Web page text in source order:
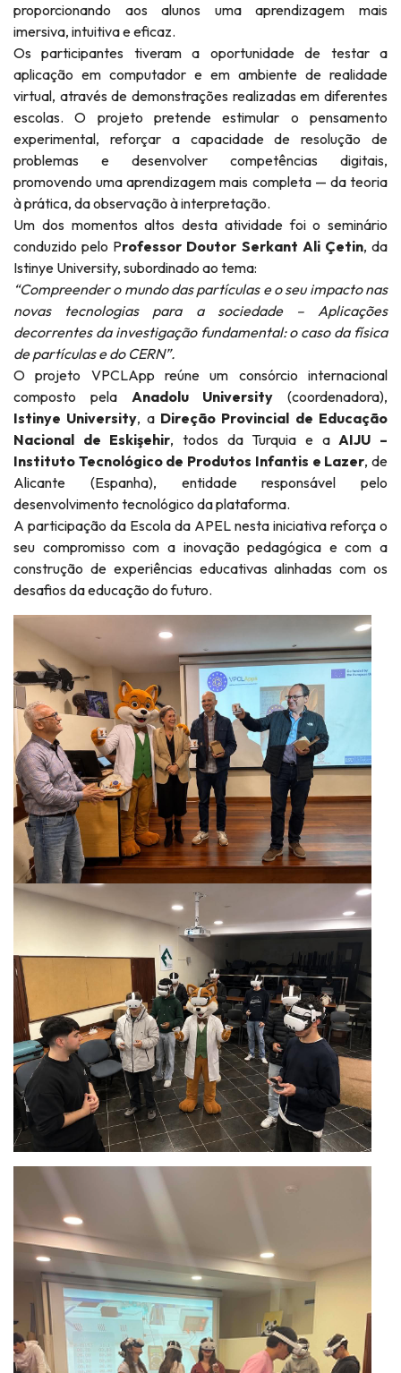
proporcionando aos alunos uma aprendizagem mais
imersiva, intuitiva e eficaz.
Os participantes tiveram a oportunidade de testar a
aplicação em computador e em ambiente de realidade
virtual, através de demonstrações realizadas em diferentes
escolas. O projeto pretende estimular o pensamento
experimental, reforçar a capacidade de resolução de
problemas e desenvolver competências digitais,
promovendo uma aprendizagem mais completa — da teoria
à prática, da observação à interpretação.
Um dos momentos altos desta atividade foi o seminário
conduzido pelo Professor Doutor Serkant Ali Çetin, da
Istinye University, subordinado ao tema:
“Compreender o mundo das partículas e o seu impacto nas
novas tecnologias para a sociedade – Aplicações
decorrentes da investigação fundamental: o caso da física
de partículas e do CERN”.
O projeto VPCLApp reúne um consórcio internacional
composto pela Anadolu University (coordenadora),
Istinye University, a Direção Provincial de Educação
Nacional de Eskişehir, todos da Turquia e aAIJU –
Instituto Tecnológico de Produtos Infantis e Lazer, de
Alicante (Espanha), entidade responsável pelo
desenvolvimento tecnológico da plataforma.
A participação da Escola da APEL nesta iniciativa reforça o
seu compromisso com a inovação pedagógica e com a
construção de experiências educativas alinhadas com os
desafios da educação do futuro.